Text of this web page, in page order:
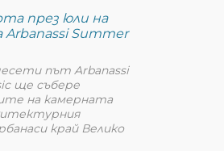
през юли на
Summer
път Arbanassi
ще събере
на камерната
край Велико